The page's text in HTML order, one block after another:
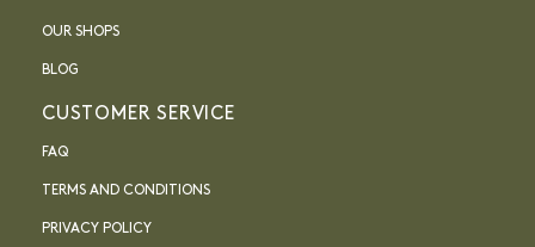
OUR SHOPS
BLOG
CUSTOMER SERVICE
FAQ
TERMS AND CONDITIONS
PRIVACY POLICY